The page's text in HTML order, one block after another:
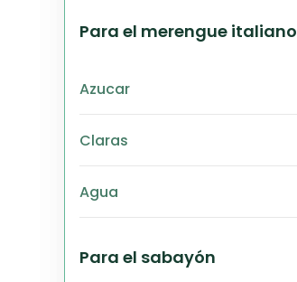
Para el merengue italiano
Azucar
Claras
Agua
Para el sabayón